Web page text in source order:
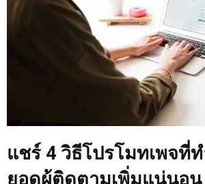
แชร์ 4 วิธีโปรโมทเพจที่
ยอดผู้ติดตามเพิ่มแน่นอน